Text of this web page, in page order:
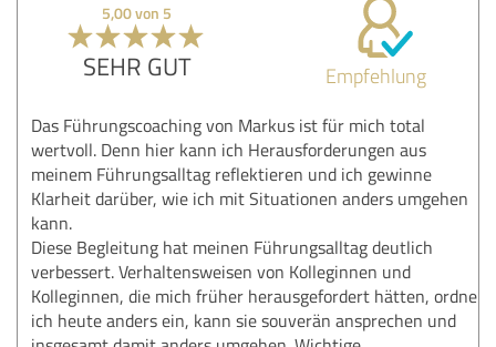
5,00 von 5
SEHR GUT Empfehlung
Das Führungscoaching von Markus ist für mich total
wertvoll. Denn hier kann ich Herausforderungen aus
meinem Führungsalltag reflektieren und ich gewinne
Klarheit darüber, wie ich mit Situationen anders umgehen
kann.
Diese Begleitung hat meinen Führungsalltag deutlich
verbessert. Verhaltensweisen von Kolleginnen und
Kolleginnen, die mich früher herausgefordert hätten, ordne
ich heute anders ein, kann sie souverän ansprechen und